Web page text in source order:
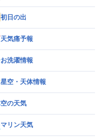
初日の出
天気痛予報
お洗濯情報
星空・天体情報
空の天気
マリン天気